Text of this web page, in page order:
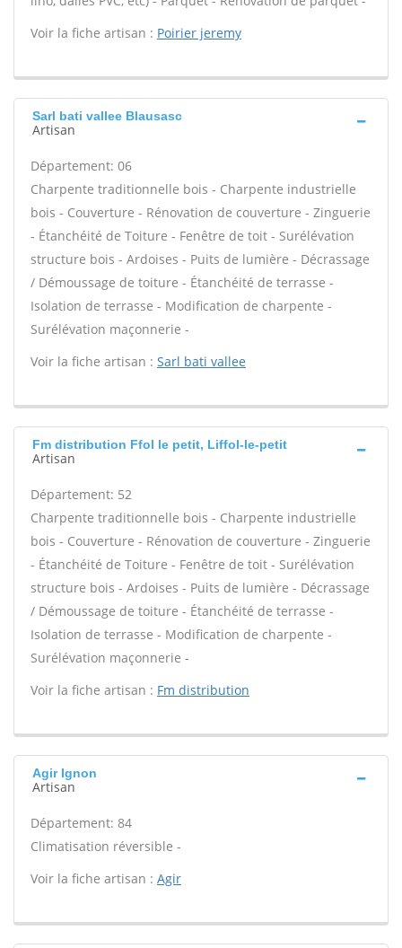
Voir la fiche artisan : Poirier jeremy
Sarl bati vallee Blausasc
Artisan
Département: 06
Charpente traditionnelle bois - Charpente industrielle
bois - Couverture - Rénovation de couverture - Zinguerie
- Étanchéité de Toiture - Fenêtre de toit - Surélévation
structure bois - Ardoises - Puits de lumière - Décrassage
/ Démoussage de toiture - Étanchéité de terrasse -
Isolation de terrasse - Modification de charpente -
Surélévation maçonnerie -
Voir la fiche artisan : Sarl bati vallee
Fm distribution Ffol le petit, Liffol-le-petit
Artisan
Département: 52
Charpente traditionnelle bois - Charpente industrielle
bois - Couverture - Rénovation de couverture - Zinguerie
- Étanchéité de Toiture - Fenêtre de toit - Surélévation
structure bois - Ardoises - Puits de lumière - Décrassage
/ Démoussage de toiture - Étanchéité de terrasse -
Isolation de terrasse - Modification de charpente -
Surélévation maçonnerie -
Voir la fiche artisan : Fm distribution
Agir Ignon
Artisan
Département: 84
Climatisation réversible -
Voir la fiche artisan : Agir